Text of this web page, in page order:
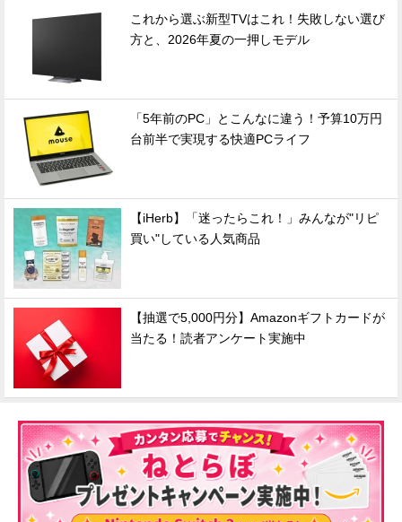
これから選ぶ新型TVはこれ！失敗しない選び
方と、2026年夏の一押しモデル
「5年前のPC」とこんなに違う！予算10万円
台前半で実現する快適PCライフ
【iHerb】「迷ったらこれ！」みんなが"リピ
買い"している人気商品
【抽選で5,000円分】Amazonギフトカードが
当たる！読者アンケート実施中